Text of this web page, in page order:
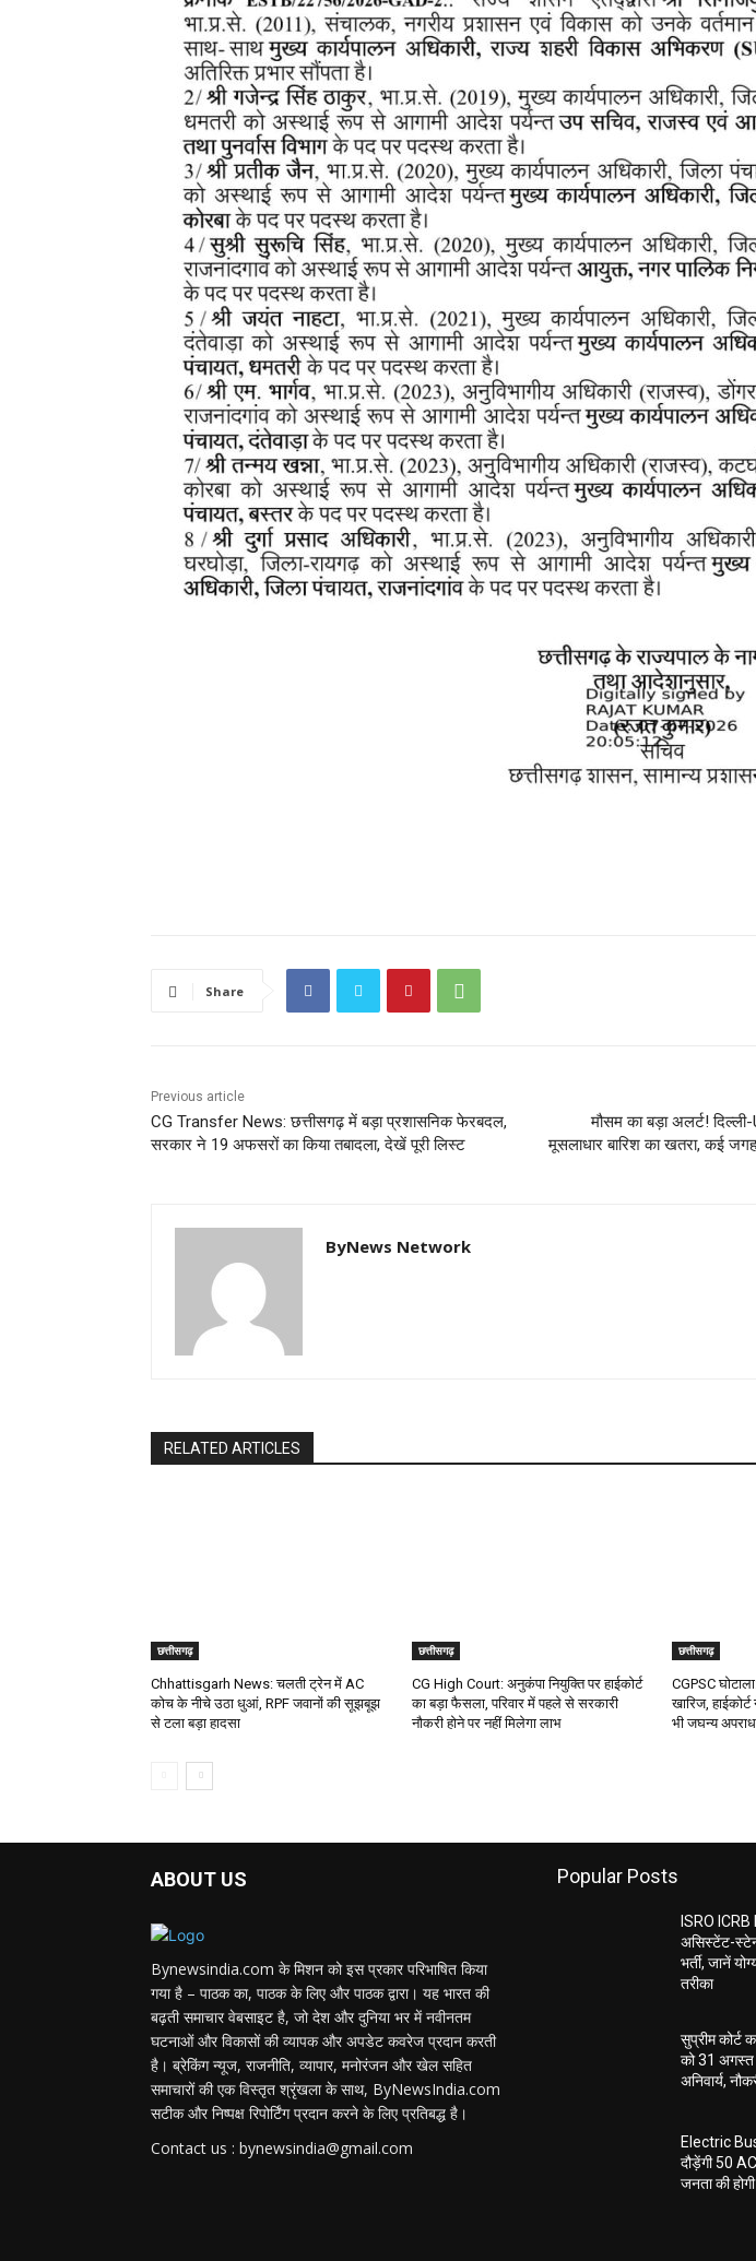
Share
Previous article
CG Transfer News: छत्तीसगढ़ में बड़ा प्रशासनिक फेरबदल,
सरकार ने 19 अफसरों का किया तबादला, देखें पूरी लिस्ट
मौसम का बड़ा अलर्ट!
मूसलाधार बारिश का खतरा, कई
ByNews Network
RELATED ARTICLES
छत्तीसगढ़
Chhattisgarh News: चलती ट्रेन में AC
कोच के नीचे उठा धुआं, RPF जवानों की सूझबूझ
से टला बड़ा हादसा
छत्तीसगढ़
CG High Court: अनुकंपा नियुक्ति पर हाईकोर्ट
का बड़ा फैसला, परिवार में पहले से सरकारी
नौकरी होने पर नहीं मिलेगा लाभ
छत्तीसगढ़
CGPSC
खारिज,
भी जघन्य अपराध
ABOUT US
Bynewsindia.com के मिशन को इस प्रकार परिभाषित किया
गया है – पाठक का, पाठक के लिए और पाठक द्वारा। यह भारत की
बढ़ती समाचार वेबसाइट है, जो देश और दुनिया भर में नवीनतम
घटनाओं और विकासों की व्यापक और अपडेट कवरेज प्रदान करती
है। ब्रेकिंग न्यूज, राजनीति, व्यापार, मनोरंजन और खेल सहित
समाचारों की एक विस्तृत श्रृंखला के साथ, ByNewsIndia.com
सटीक और निष्पक्ष रिपोर्टिंग प्रदान करने के लिए प्रतिबद्ध है।
Contact us : bynewsindia@gmail.com
Popular Posts
ISRO
असिस्टेंट-
भर्ती, जानें
तरीका
सुप्रीम कोर्ट
को 31
अनिवार्य,
Electric
दौड़ेंगी 50
जनता की होगी